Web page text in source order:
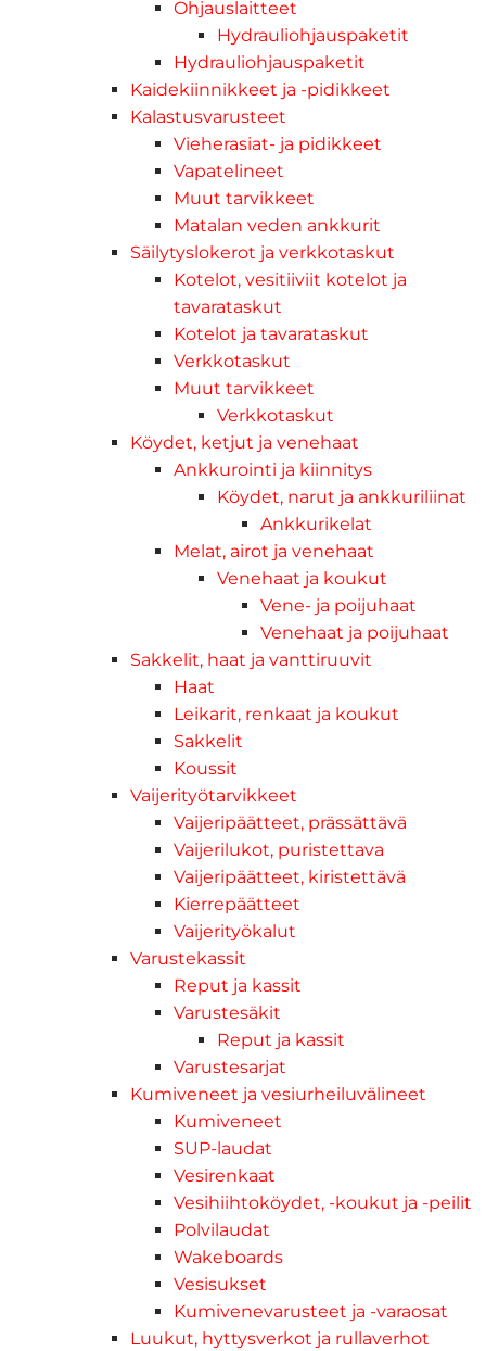
Ohjauslaitteet
Hydrauliohjauspaketit
Hydrauliohjauspaketit
Kaidekiinnikkeet ja -pidikkeet
Kalastusvarusteet
Vieherasiat- ja pidikkeet
Vapatelineet
Muut tarvikkeet
Matalan veden ankkurit
Säilytyslokerot ja verkkotaskut
Kotelot, vesitiiviit kotelot ja
tavarataskut
Kotelot ja tavarataskut
Verkkotaskut
Muut tarvikkeet
Verkkotaskut
Köydet, ketjut ja venehaat
Ankkurointi ja kiinnitys
Köydet, narut ja ankkuriliinat
Ankkurikelat
Melat, airot ja venehaat
Venehaat ja koukut
Vene- ja poijuhaat
Venehaat ja poijuhaat
Sakkelit, haat ja vanttiruuvit
Haat
Leikarit, renkaat ja koukut
Sakkelit
Koussit
Vaijerityötarvikkeet
Vaijeripäätteet, prässättävä
Vaijerilukot, puristettava
Vaijeripäätteet, kiristettävä
Kierrepäätteet
Vaijerityökalut
Varustekassit
Reput ja kassit
Varustesäkit
Reput ja kassit
Varustesarjat
Kumiveneet ja vesiurheiluvälineet
Kumiveneet
SUP-laudat
Vesirenkaat
Vesihiihtoköydet, -koukut ja -peilit
Polvilaudat
Wakeboards
Vesisukset
Kumivenevarusteet ja -varaosat
Luukut, hyttysverkot ja rullaverhot